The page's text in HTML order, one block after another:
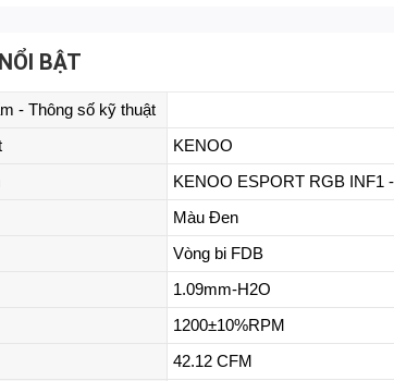
BẬT
- Thông số kỹ thuật
KENOO
KENOO ESPORT RGB INF1
Màu Đen
Vòng bi FDB
1.09mm-H2O
1200±10%RPM
42.12 CFM